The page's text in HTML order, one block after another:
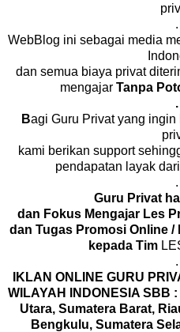
.
WebBlog ini sebagai media
dan semua biaya privat
mengajar Tanpa
.
Bagi Guru Privat yang
kami berikan support
pendapatan layak
.
Guru Privat
dan Fokus Mengajar Les
dan Tugas Promosi Online
kepada Tim
.
IKLAN ONLINE GURU
WILAYAH INDONESIA SBB :
Utara, Sumatera Barat,
Bengkulu, Sumatera